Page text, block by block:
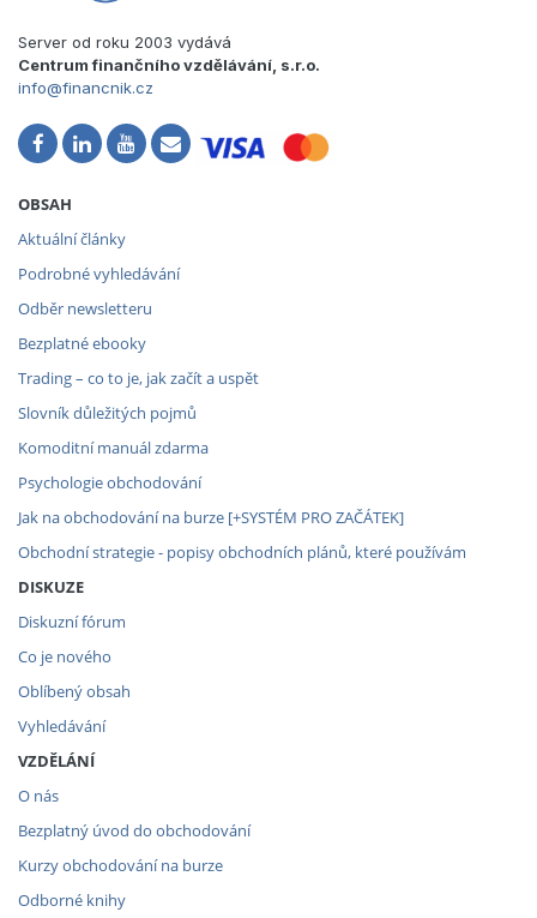
Server od roku 2003 vydává
Centrum finančního vzdělávání, s.r.o.
info@financnik.cz
OBSAH
Aktuální články
Podrobné vyhledávání
Odběr newsletteru
Bezplatné ebooky
Trading – co to je, jak začít a uspět
Slovník důležitých pojmů
Komoditní manuál zdarma
Psychologie obchodování
Jak na obchodování na burze [+SYSTÉM PRO ZAČÁTEK]
Obchodní strategie - popisy obchodních plánů, které používám
DISKUZE
Diskuzní fórum
Co je nového
Oblíbený obsah
Vyhledávání
VZDĚLÁNÍ
O nás
Bezplatný úvod do obchodování
Kurzy obchodování na burze
Odborné knihy